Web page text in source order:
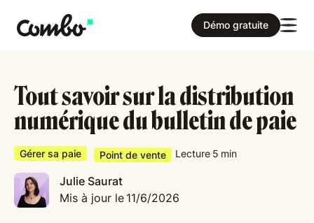
Démo gratuite
Tout savoir sur la distribution
numérique du bulletin de paie
Gérer sa paie Point de vente Lecture 5 min
Julie Saurat
Mis à jour le 11/6/2026